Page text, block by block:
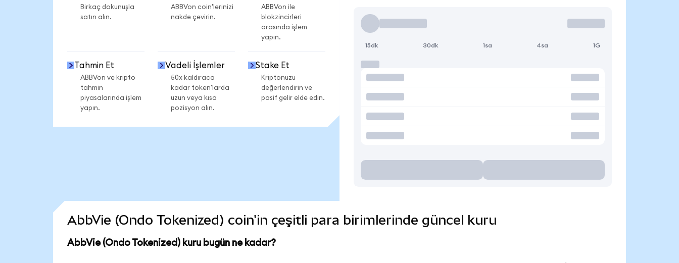
Birkaç dokunuşla
satın alın.
ABBVon coin'lerinizi
nakde çevirin.
ABBVon ile
blokzincirleri
arasında işlem
yapın.
Tahmin Et
ABBVon ve kripto
tahmin
piyasalarında işlem
yapın.
Vadeli İşlemler
50x kaldıraca
kadar token'larda
uzun veya kısa
pozisyon alın.
Stake Et
Kriptonuzu
değerlendirin ve
pasif gelir elde edin.
15dk 30dk 1sa 4sa 1G
AbbVie (Ondo Tokenized) coin'in çeşitli para birimlerinde güncel kuru
AbbVie (Ondo Tokenized) kuru bugün ne kadar?